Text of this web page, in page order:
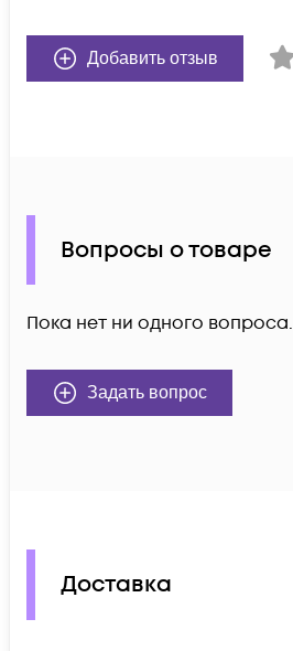
Добавить отзыв
Вопросы о товаре
Пока нет ни одного вопроса.
Задать вопрос
Доставка